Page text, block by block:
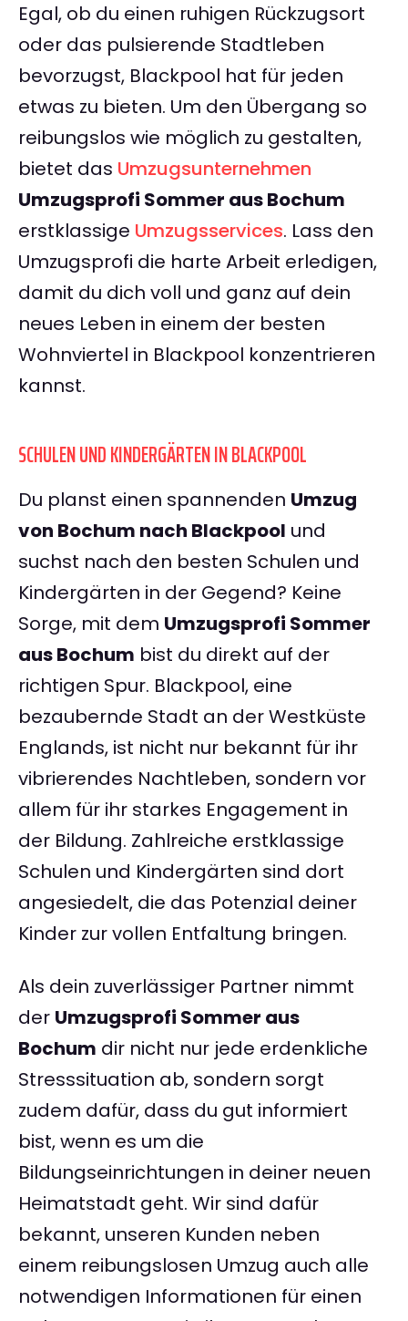
Egal, ob du einen ruhigen Rückzugsort
oder das pulsierende Stadtleben
bevorzugst, Blackpool hat für jeden
etwas zu bieten. Um den Übergang so
reibungslos wie möglich zu gestalten,
bietet das Umzugsunternehmen
Umzugsprofi Sommer aus Bochum
erstklassige Umzugsservices. Lass den
Umzugsprofi die harte Arbeit erledigen,
damit du dich voll und ganz auf dein
neues Leben in einem der besten
Wohnviertel in Blackpool konzentrieren
kannst.
SCHULEN UND KINDERGÄRTEN IN BLACKPOOL
Du planst einen spannenden Umzug
von Bochum nach Blackpool und
suchst nach den besten Schulen und
Kindergärten in der Gegend? Keine
Sorge, mit dem Umzugsprofi Sommer
aus Bochum bist du direkt auf der
richtigen Spur. Blackpool, eine
bezaubernde Stadt an der Westküste
Englands, ist nicht nur bekannt für ihr
vibrierendes Nachtleben, sondern vor
allem für ihr starkes Engagement in
der Bildung. Zahlreiche erstklassige
Schulen und Kindergärten sind dort
angesiedelt, die das Potenzial deiner
Kinder zur vollen Entfaltung bringen.
Als dein zuverlässiger Partner nimmt
der Umzugsprofi Sommer aus
Bochum dir nicht nur jede erdenkliche
Stresssituation ab, sondern sorgt
zudem dafür, dass du gut informiert
bist, wenn es um die
Bildungseinrichtungen in deiner neuen
Heimatstadt geht. Wir sind dafür
bekannt, unseren Kunden neben
einem reibungslosen Umzug auch alle
notwendigen Informationen für einen